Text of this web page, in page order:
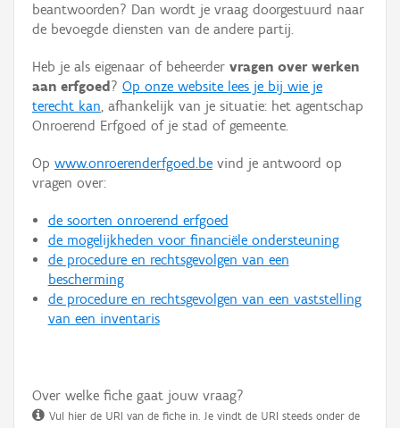
Persoon of collectief
Hergebruik
Aanmelden
beantwoorden? Dan wordt je vraag doorgestuurd naar
de bevoegde diensten van de andere partij.
Heb je als eigenaar of beheerder vragen over werken
aan erfgoed ? Op onze website lees je bij wie je
terecht kan, afhankelijk van je situatie: het agentschap
Onroerend Erfgoed of je stad of gemeente.
Op www.onroerenderfgoed.be vind je antwoord op
vragen over:
de soorten onroerend erfgoed
de mogelijkheden voor financiële ondersteuning
de procedure en rechtsgevolgen van een
bescherming
de procedure en rechtsgevolgen van een vaststelling
van een inventaris
Over welke fiche gaat jouw vraag?
Vul hier de URI van de fiche in. Je vindt de URI steeds onder de